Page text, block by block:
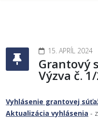
15. APRÍL 2024
Grantový
Výzva č.
Vyhlásenie grantovej
Aktualizácia vyhlásenia -